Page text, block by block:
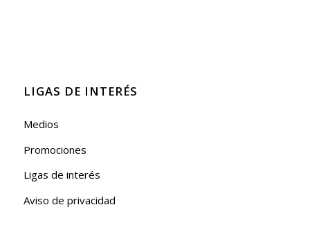
LIGAS DE INTERÉS
Medios
Promociones
Ligas de interés
Aviso de privacidad